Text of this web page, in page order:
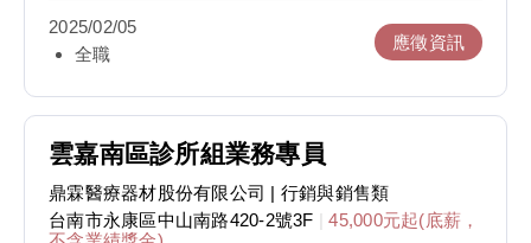
2025/02/05
全職
應徵資訊
雲嘉南區診所組業務專員
鼎霖醫療器材股份有限公司 | 行銷與銷售類
台南市永康區中山南路420-2號3F |45,000元起(底薪，